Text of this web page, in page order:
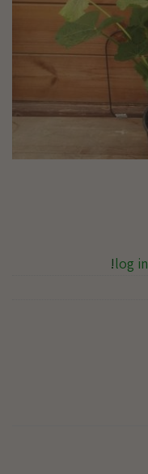
log in
!